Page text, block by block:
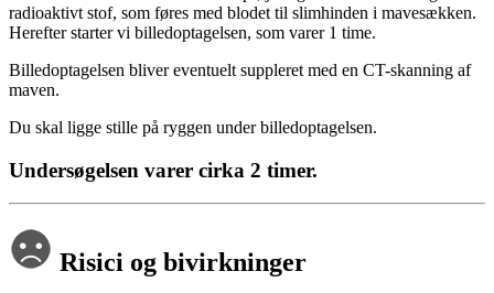
radioaktivt stof, som føres med blodet til slimhinden i mavesækken.
Herefter starter vi billedoptagelsen, som varer 1 time.
Billedoptagelsen bliver eventuelt suppleret med en CT-skanning af
maven.
Du skal ligge stille på ryggen under billedoptagelsen.
Undersøgelsen varer cirka 2 timer.
Risici og bivirkninger